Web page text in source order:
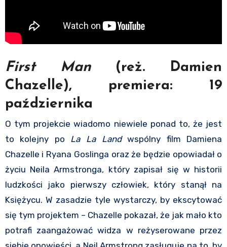
First Man(reż. Damien
Chazelle), premiera: 19
października
O tym projekcie wiadomo niewiele ponad to, że jest
to kolejny po La La Landwspólny film Damiena
Chazelle i Ryana Goslinga oraz że będzie opowiadał o
życiu Neila Armstronga, który zapisał się w historii
ludzkości jako pierwszy człowiek, który stanął na
Księżycu. W zasadzie tyle wystarczy, by ekscytować
się tym projektem – Chazelle pokazał, że jak mało kto
potrafi zaangażować widza w reżyserowane przez